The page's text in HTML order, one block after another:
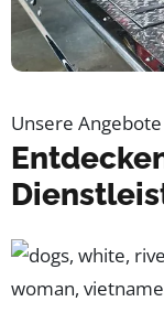
Unsere Angebote